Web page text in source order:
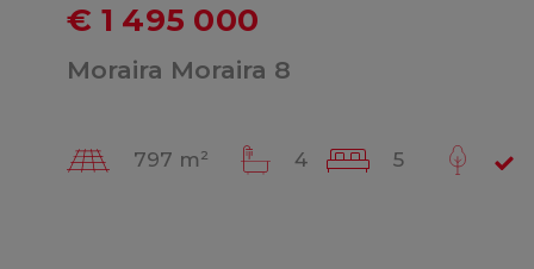
€ 1 495 000
Moraira Moraira 8
797 m² 4 5